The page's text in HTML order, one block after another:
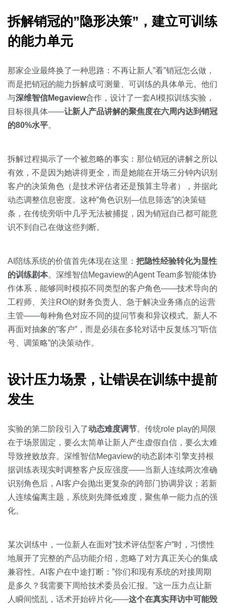
按业务场景
培训辅导
拆解销冠的”隐形决策”，建立可训练
的能力单元
那家企业最终换了一种思路：不再让新人”看”销冠怎么做，
而是把销冠的能力拆解成可测量、可训练的具体单元。他们
与深维智信Megaview合作，设计了一套AI模拟训练实验，
目标很具体——让新人产品讲解的聚焦度在六周内达到销冠
的80%水平。
拆解过程揭示了一个被忽略的事实：那位销冠的讲解之所以
有效，不是因为她讲得更全，而是她能在开场三分钟内识别
客户的决策角色（是技术评估者还是预算主导者），并据此
动态调整信息密度。这种”角色识别—信息筛选”的决策链
条，在传统旁听中几乎无法被捕捉，因为销冠自己都可能意
识不到自己在做这些判断。
AI陪练系统的价值首先体现在这里： 把隐性经验转化为显性
的训练剧本。深维智信Megaview的Agent Team多智能体协
作体系，能够同时模拟不同类型的客户角色——技术导向的
工程师、关注ROI的财务负责人、急于解决业务痛点的运营
主管——每种角色对应不同的提问节奏和异议模式。新人不
再面对抽象的”客户”，而是必须在多轮对话中反复练习”听信
号、调策略”的决策动作。
设计压力场景，让错误在训练中提前
发生
实验的第二阶段引入了动态难度调节。传统role play的局限
在于场景固定，要么太简单让新人产生虚假自信，要么太难
导致挫败放弃。深维智信Megaview的动态剧本引擎支持根
据训练表现实时调整客户反应强度——当新人连续两次准确
识别角色后，AI客户会抛出更复杂的跨部门协调异议；若新
人连续偏离主题，系统则先降低难度，聚焦单一能力点的强
化。
某次训练中，一位新人在面对”技术评估型客户”时，习惯性
地展开了完整的产品功能介绍，忽略了对方真正关心的集成
兼容性。AI客户在中途打断：”你们和现有系统的对接周期
是多久？我需要下周给技术委员会汇报。”这一压力点让新
人瞬间慌乱，话术开始碎片化——这个在真实拜访中可能毁